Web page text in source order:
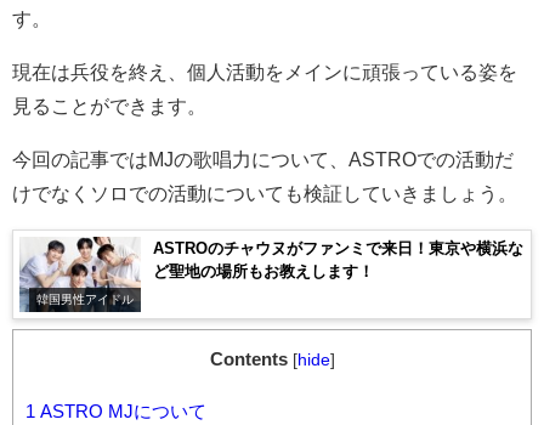
す。
現在は兵役を終え、個人活動をメインに頑張っている姿を
見ることができます。
今回の記事ではMJの歌唱力について、ASTROでの活動だ
けでなくソロでの活動についても検証していきましょう。
韓国男性アイドル
ASTROのチャウヌがファンミで来日！東京や横浜な
ど聖地の場所もお教えします！
Contents [hide]
1 ASTRO MJについて